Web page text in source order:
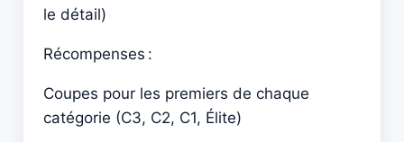
le détail)
Récompenses :
Coupes pour les premiers de chaque
catégorie (C3, C2, C1, Élite)